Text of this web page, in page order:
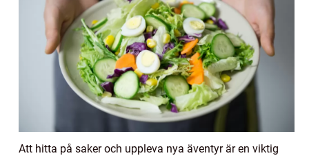
Att hitta på saker och uppleva nya äventyr är en viktig